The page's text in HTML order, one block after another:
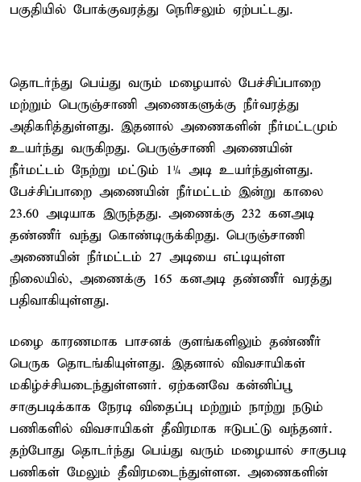
பகுதியில் போக்குவரத்து நெரிசலும் ஏற்பட்டது.
தொடர்ந்து பெய்து வரும் மழையால் பேச்சிப்பாறை
மற்றும் பெருஞ்சாணி அணைகளுக்கு நீர்வரத்து
அதிகரித்துள்ளது. இதனால் அணைகளின் நீர்மட்டமும்
உயர்ந்து வருகிறது. பெருஞ்சாணி அணையின்
நீர்மட்டம் நேற்று மட்டும் 1¼ அடி உயர்ந்துள்ளது.
பேச்சிப்பாறை அணையின் நீர்மட்டம் இன்று காலை
23.60 அடியாக இருந்தது. அணைக்கு 232 கனஅடி
தண்ணீர் வந்து கொண்டிருக்கிறது. பெருஞ்சாணி
அணையின் நீர்மட்டம் 27 அடியை எட்டியுள்ள
நிலையில், அணைக்கு 165 கனஅடி தண்ணீர் வரத்து
பதிவாகியுள்ளது.
மழை காரணமாக பாசனக் குளங்களிலும் தண்ணீர்
பெருக தொடங்கியுள்ளது. இதனால் விவசாயிகள்
மகிழ்ச்சியடைந்துள்ளனர். ஏற்கனவே கன்னிப்பூ
சாகுபடிக்காக நேரடி விதைப்பு மற்றும் நாற்று நடும்
பணிகளில் விவசாயிகள் தீவிரமாக ஈடுபட்டு வந்தனர்.
தற்போது தொடர்ந்து பெய்து வரும் மழையால் சாகுபடி
பணிகள் மேலும் தீவிரமடைந்துள்ளன. அணைகளின்